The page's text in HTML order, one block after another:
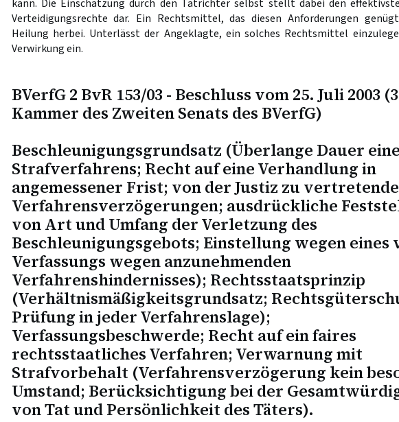
kann. Die Einschätzung durch den Tatrichter selbst stellt dabei den
Verteidigungsrechte dar. Ein Rechtsmittel, das diesen Anforderungen
Heilung herbei. Unterlässt der Angeklagte, ein solches Rechtsmittel
Verwirkung ein.
BVerfG 2 BvR 153/03 - Beschluss vom 25. Juli 2003
Kammer des Zweiten Senats des BVerfG)
Beschleunigungsgrundsatz (Überlange Dauer
Strafverfahrens; Recht auf eine Verhandlung in
angemessener Frist; von der Justiz zu vertretende
Verfahrensverzögerungen; ausdrückliche
von Art und Umfang der Verletzung des
Beschleunigungsgebots; Einstellung wegen eines
Verfassungs wegen anzunehmenden
Verfahrenshindernisses); Rechtsstaatsprinzip
(Verhältnismäßigkeitsgrundsatz;
Prüfung in jeder Verfahrenslage);
Verfassungsbeschwerde; Recht auf ein faires
rechtsstaatliches Verfahren; Verwarnung mit
Strafvorbehalt (Verfahrensverzögerung kein
Umstand; Berücksichtigung bei der
von Tat und Persönlichkeit des Täters).